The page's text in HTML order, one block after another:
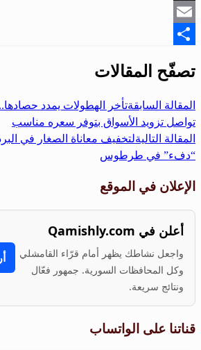
Snapchat
Email
تصفّح المقالات
المقالة السابقةتأخر الهطولات يمدد
تواصل تزويد الأسواق بتوفر سعره مناسب
المقالة التاليةلتخفيف معاناة الصغار في
“دفء” في طرطوس
الإعلان في الموقع
أعلن في Qamishly.com
واجعل نشاطك يظهر أمام قرّاء القامشلي
وكل المحافظات السورية. جمهور فعّال
ونتائج سريعة.
قناتنا على الواتساب